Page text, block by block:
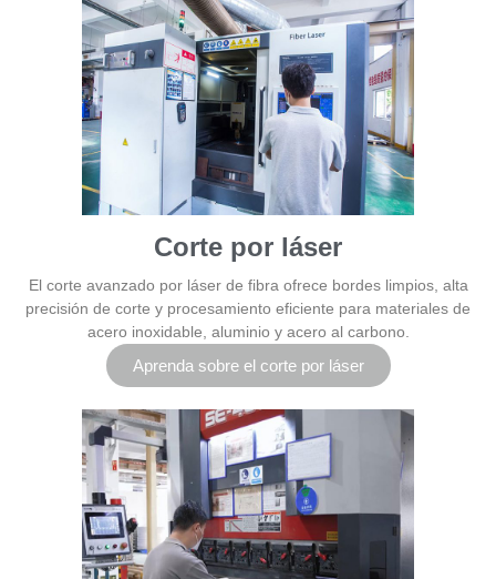
Corte por láser
El corte avanzado por láser de fibra ofrece bordes limpios, alta
precisión de corte y procesamiento eficiente para materiales de
acero inoxidable, aluminio y acero al carbono.
Aprenda sobre el corte por láser